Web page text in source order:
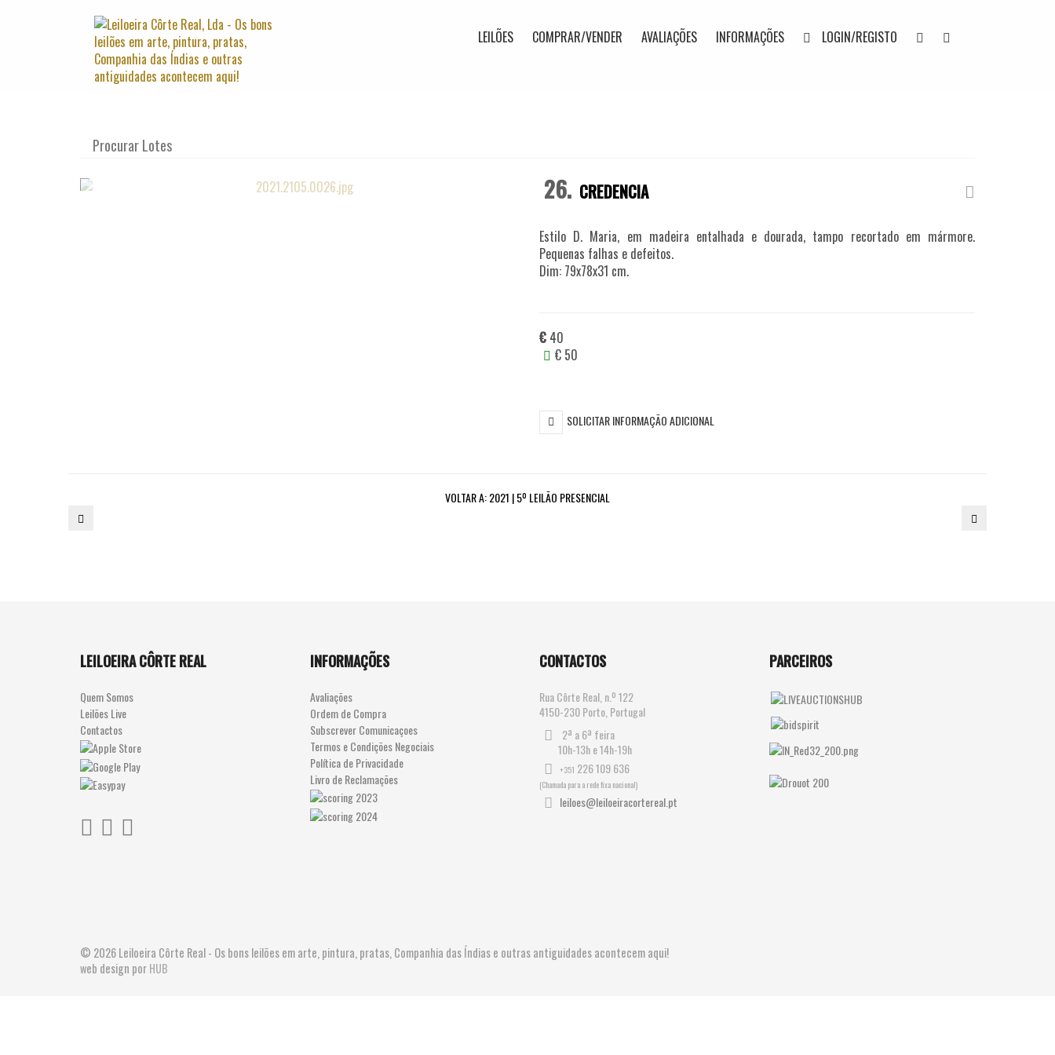
LEILÕES COMPRAR/VENDER AVALIAÇÕES INFORMAÇÕES LOGIN/REGISTO
26. CREDENCIA
Estilo D. Maria, em madeira entalhada e dourada, tampo recortado em mármore.
Pequenas falhas e defeitos.
Dim: 79x78x31 cm.
€ 40
€ 50
SOLICITAR INFORMAÇÃO ADICIONAL
VOLTAR A:2021 | 5º LEILÃO PRESENCIAL
LEILOEIRA CÔRTE REAL
Quem Somos
Leilões Live
Contactos
INFORMAÇÕES
Avaliações
Ordem de Compra
Subscrever Comunicaçoes
Termos e Condições Negociais
Política de Privacidade
Livro de Reclamações
CONTACTOS
Rua Côrte Real, n.º 122
4150-230 Porto, Portugal
2ª a 6ª feira
10h-13h e 14h-19h
+351 226 109 636
(Chamada para a rede fixa nacional)
leiloes@leiloeiracortereal.pt
PARCEIROS
© 2026 Leiloeira Côrte Real - Os bons leilões em arte, pintura, pratas, Companhia das Índias e outras antiguidades acontecem aqui!
web design porHUB